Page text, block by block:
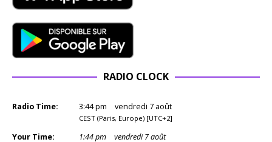
RADIO CLOCK
Radio Time: 3:44pm vendredi 7 août
CEST (Paris, Europe) [UTC+2]
Your Time: 1:44pm vendredi 7 août